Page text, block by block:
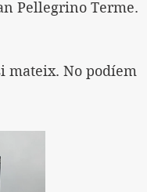
Pellegrino Terme.
mateix. No podíem